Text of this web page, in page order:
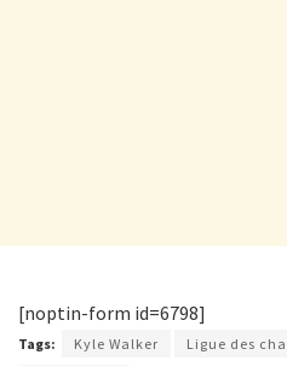
[noptin-form id=6798]
Tags: Kyle Walker Ligue des